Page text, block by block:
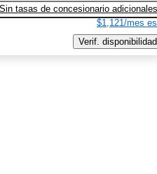
Sin tasas de concesionario adicionales
$1,121/mes
Verif. disponibilidad